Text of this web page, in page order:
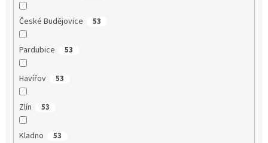
České Budějovice 53
Pardubice 53
Havířov 53
Zlín 53
Kladno 53